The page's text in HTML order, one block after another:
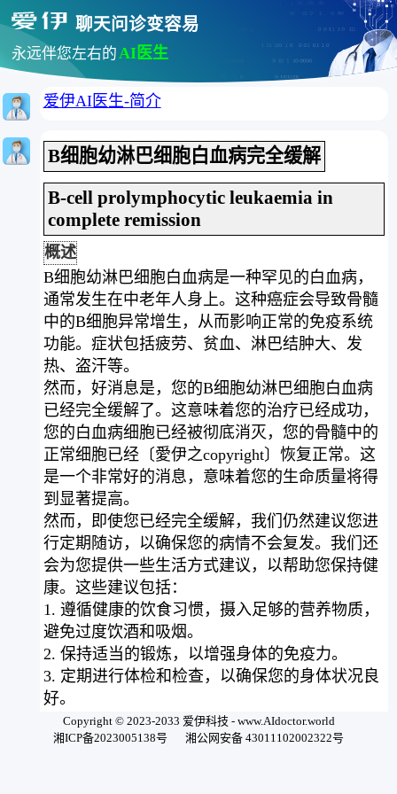
聊天问诊变容易
永远伴您左右的AI医生
爱伊AI医生-简介
B细胞幼淋巴细胞白血病完全缓解
B-cell prolymphocytic leukaemia in
complete remission
概述
B细胞幼淋巴细胞白血病是一种罕见的白血病，
通常发生在中老年人身上。这种癌症会导致骨髓
中的B细胞异常增生，从而影响正常的免疫系统
功能。症状包括疲劳、贫血、淋巴结肿大、发
热、盗汗等。
然而，好消息是，您的B细胞幼淋巴细胞白血病
已经完全缓解了。这意味着您的治疗已经成功，
您的白血病细胞已经被彻底消灭，您的骨髓中的
正常细胞已经〔愛伊之copyright〕恢复正常。这
是一个非常好的消息，意味着您的生命质量将得
到显著提高。
然而，即使您已经完全缓解，我们仍然建议您进
行定期随访，以确保您的病情不会复发。我们还
会为您提供一些生活方式建议，以帮助您保持健
康。这些建议包括：
1. 遵循健康的饮食习惯，摄入足够的营养物质，
避免过度饮酒和吸烟。
2. 保持适当的锻炼，以增强身体的免疫力。
3. 定期进行体检和检查，以确保您的身体状况良
好。
4. 避免接触有害物质，如化学品和辐射。
最后，我们希望您能够保持乐观的态度，积极面
Copyright © 2023-2033 爱伊科技 - www.AIdoctor.world
湘ICP备2023005138号
湘公网安备 43011102002322号